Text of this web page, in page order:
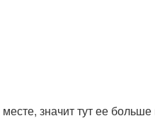
значит тут ее больше